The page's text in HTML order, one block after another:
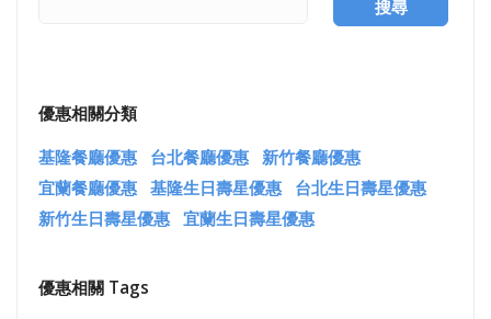
搜尋
優惠相關分類
基隆餐廳優惠
台北餐廳優惠 新竹餐廳優惠
宜蘭餐廳優惠 基隆生日壽星優惠
台北生日壽星優惠
新竹生日壽星優惠 宜蘭生日壽星優惠
優惠相關 Tags